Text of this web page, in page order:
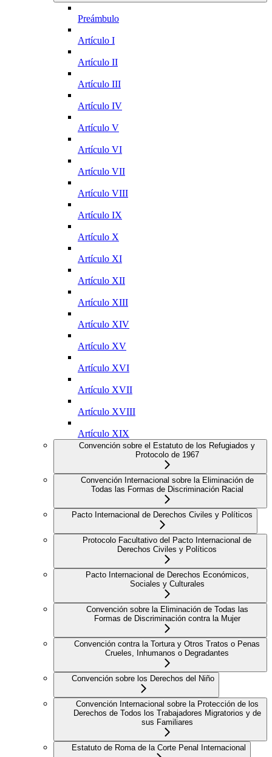
Preámbulo
Artículo I
Artículo II
Artículo III
Artículo IV
Artículo V
Artículo VI
Artículo VII
Artículo VIII
Artículo IX
Artículo X
Artículo XI
Artículo XII
Artículo XIII
Artículo XIV
Artículo XV
Artículo XVI
Artículo XVII
Artículo XVIII
Artículo XIX
Convención sobre el Estatuto de los Refugiados y
Protocolo de 1967
Convención Internacional sobre la Eliminación de
Todas las Formas de Discriminación Racial
Pacto Internacional de Derechos Civiles y Políticos
Protocolo Facultativo del Pacto Internacional de
Derechos Civiles y Políticos
Pacto Internacional de Derechos Económicos,
Sociales y Culturales
Convención sobre la Eliminación de Todas las
Formas de Discriminación contra la Mujer
Convención contra la Tortura y Otros Tratos o Penas
Crueles, Inhumanos o Degradantes
Convención sobre los Derechos del Niño
Convención Internacional sobre la Protección de los
Derechos de Todos los Trabajadores Migratorios y de
sus Familiares
Estatuto de Roma de la Corte Penal Internacional